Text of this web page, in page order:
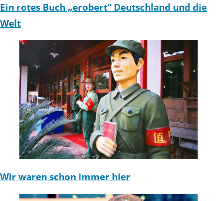
Ein rotes Buch „erobert“ Deutschland und die
Welt
Wir waren schon immer hier